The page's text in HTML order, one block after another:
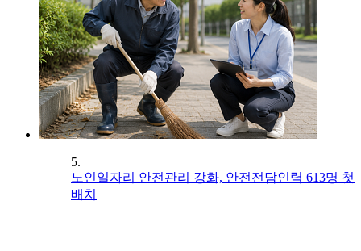
5.
노인일자리 안전관리 강화, 안전전담인력 613명 첫
배치